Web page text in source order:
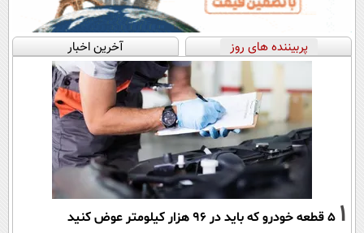
پربیننده های روز آخرین اخبار
1 ۵ قطعه خودرو که باید در ۹۶ هزار کیلومتر عوض کنید